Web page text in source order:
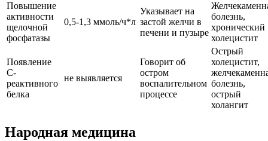
Повышение
активности
щелочной
фосфатазы
0,5-1,3 ммоль/ч*л
Указывает на
застой желчи в
печени и пузыре
болезнь,
хронический
холецистит
Появление
С-
реактивного
белка
не выявляется
Говорит об
остром
воспалительном
процессе
Острый
холецистит,
болезнь,
острый
холангит
Народная медицина